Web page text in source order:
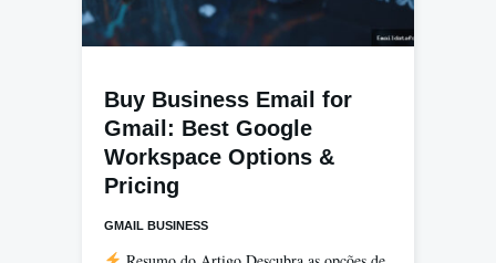
Buy Business Email for
Gmail: Best Google
Workspace Options &
Pricing
GMAIL BUSINESS